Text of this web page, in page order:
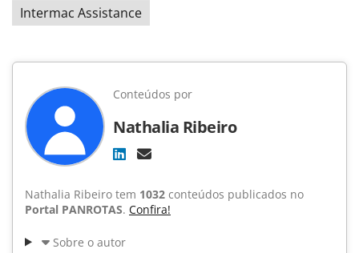
Intermac Assistance
Conteúdos por
Nathalia Ribeiro
Nathalia Ribeiro tem 1032 conteúdos publicados no
Portal PANROTAS. Confira!
Sobre o autor